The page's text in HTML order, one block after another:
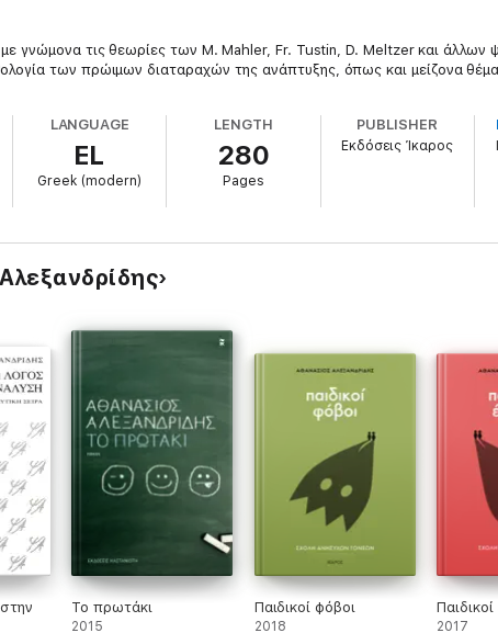
γνώμονα τις θεωρίες των Μ. Mahler, Fr. Tustin, D. Meltzer και άλλων
των πρώιμων διαταραχών της ανάπτυξης, όπως και μείζονα
του πλαισίου της μελέτης και τον ωθεί να αναζητήσει στην
την αλληλεπίδραση του ατομικού και του κοινωνικού φαντασιακού.
LANGUAGE
EL
Greek (modern)
LENGTH
280
Pages
PUBLISHER
Εκδόσεις Ίκαρος
Το πρωτάκι
2015
Παιδικοί φόβοι
2018 2017